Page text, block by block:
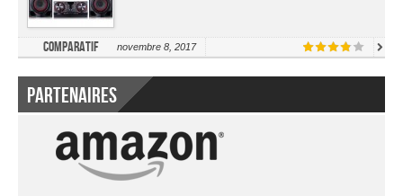
Comparatif novembre 8, 2017
Partenaires